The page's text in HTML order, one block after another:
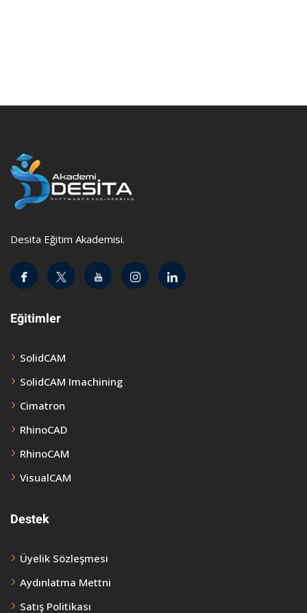
Desita Eğitim Akademisi.
Eğitimler
SolidCAM
SolidCAM Imachining
Cimatron
RhinoCAD
RhinoCAM
VisualCAM
Destek
Üyelik Sözleşmesi
Aydınlatma Mettni
Satış Politikası